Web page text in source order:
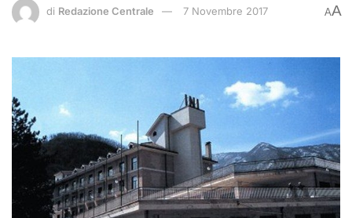
di Redazione Centrale 7 Novembre 2017 AA